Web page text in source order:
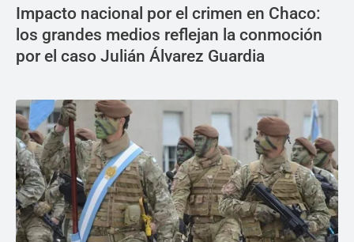
Impacto nacional por el crimen en Chaco:
los grandes medios reflejan la conmoción
por el caso Julián Álvarez Guardia